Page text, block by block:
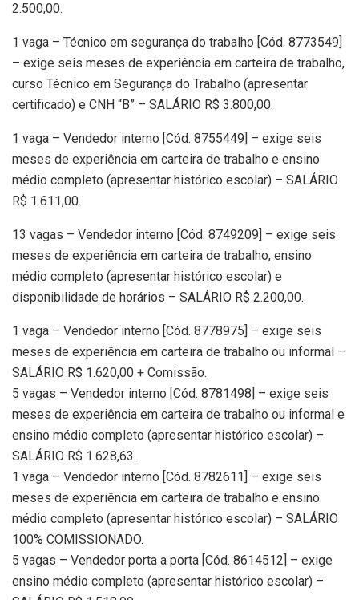
2.500,00.
1 vaga – Técnico em segurança do trabalho [Cód. 8773549]
– exige seis meses de experiência em carteira de trabalho,
curso Técnico em Segurança do Trabalho (apresentar
certificado) e CNH “B” – SALÁRIO R$ 3.800,00.
1 vaga – Vendedor interno [Cód. 8755449] – exige seis
meses de experiência em carteira de trabalho e ensino
médio completo (apresentar histórico escolar) – SALÁRIO
R$ 1.611,00.
13 vagas – Vendedor interno [Cód. 8749209] – exige seis
meses de experiência em carteira de trabalho, ensino
médio completo (apresentar histórico escolar) e
disponibilidade de horários – SALÁRIO R$ 2.200,00.
1 vaga – Vendedor interno [Cód. 8778975] – exige seis
meses de experiência em carteira de trabalho ou informal –
SALÁRIO R$ 1.620,00 + Comissão.
5 vagas – Vendedor interno [Cód. 8781498] – exige seis
meses de experiência em carteira de trabalho ou informal e
ensino médio completo (apresentar histórico escolar) –
SALÁRIO R$ 1.628,63.
1 vaga – Vendedor interno [Cód. 8782611] – exige seis
meses de experiência em carteira de trabalho e ensino
médio completo (apresentar histórico escolar) – SALÁRIO
100% COMISSIONADO.
5 vagas – Vendedor porta a porta [Cód. 8614512] – exige
ensino médio completo (apresentar histórico escolar) –